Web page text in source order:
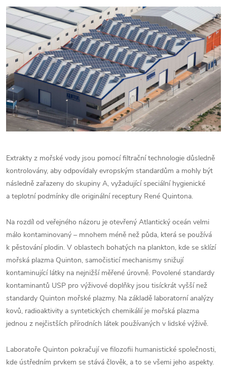
Extrakty z mořské vody jsou pomocí filtrační technologie důsledně
kontrolovány, aby odpovídaly evropským standardům a mohly být
následně zařazeny do skupiny A, vyžadující speciální hygienické
a teplotní podmínky dle originální receptury René Quintona.
Na rozdíl od veřejného názoru je otevřený Atlantický oceán velmi
málo kontaminovaný – mnohem méně než půda, která se používá
k pěstování plodin. V oblastech bohatých na plankton, kde se sklízí
mořská plazma Quinton, samočisticí mechanismy snižují
kontaminující látky na nejnižší měřené úrovně. Povolené standardy
kontaminantů USP pro výživové doplňky jsou tisíckrát vyšší než
standardy Quinton mořské plazmy. Na základě laboratorní analýzy
kovů, radioaktivity a syntetických chemikálií je mořská plazma
jednou z nejčistších přírodních látek používaných v lidské výživě.
Laboratoře Quinton pokračují ve filozofii humanistické společnosti,
kde ústředním prvkem se stává člověk, a to se všemi jeho aspekty.